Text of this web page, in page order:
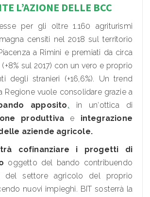
L’AZIONE DELLE BCC
per gli oltre 1.160 agriturismi
censiti nel 2018 sul territorio
a Rimini e premiati da circa
sul 2017) con un vero e proprio
degli stranieri (+16,6%). Un trend
Regione vuole consolidare grazie a
apposito, in un‘ottica di
produttiva e integrazione
aziende agricole.
cofinanziare i progetti di
oggetto del bando contribuendo
del settore agricolo del proprio
nuovi impieghi. BIT sosterrà la